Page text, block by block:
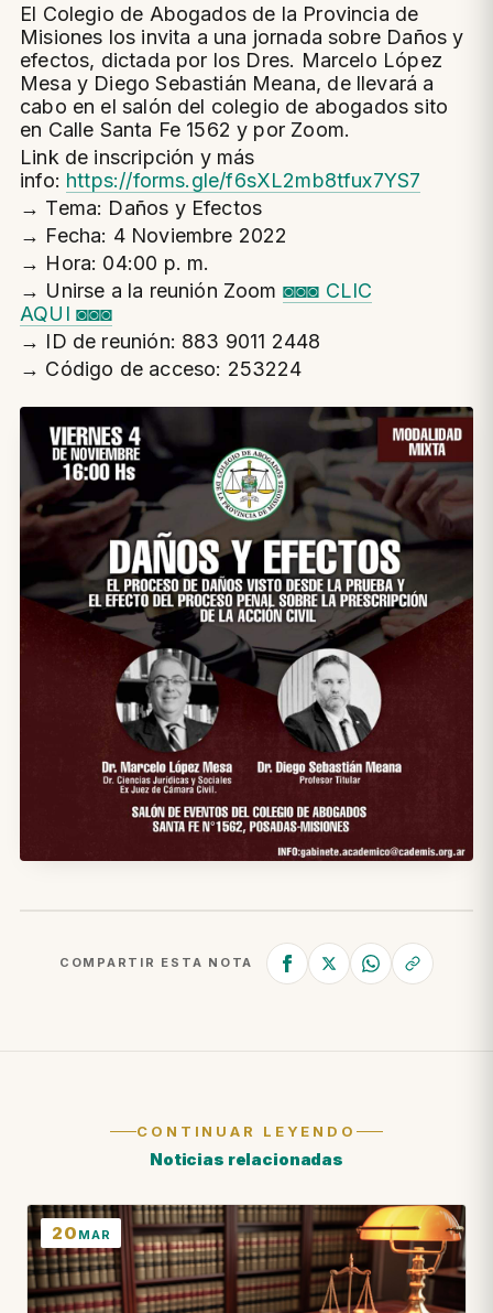
El Colegio de Abogados de la Provincia de
Misiones los invita a una jornada sobre Daños y
efectos, dictada por los Dres. Marcelo López
Mesa y Diego Sebastián Meana, de llevará a
cabo en el salón del colegio de abogados sito
en Calle Santa Fe 1562 y por Zoom.
Link de inscripción y más
info: https://forms.gle/f6sXL2mb8tfux7YS7
→ Tema: Daños y Efectos
→ Fecha: 4 Noviembre 2022
→ Hora: 04:00 p. m.
→ Unirse a la reunión Zoom ◙◙◙ CLIC
AQUI ◙◙◙
→ ID de reunión: 883 9011 2448
→ Código de acceso: 253224
COMPARTIR ESTA NOTA
CONTINUAR LEYENDO
Noticias relacionadas
20 MAR